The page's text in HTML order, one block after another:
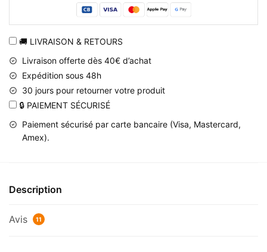
enfant
et
Shippuden
en
bois
🚚 LIVRAISON & RETOURS
Livraison offerte dès 40€ d’achat
Expédition sous 48h
30 jours pour retourner votre produit
🔒 PAIEMENT SÉCURISÉ
Paiement sécurisé par carte bancaire (Visa, Mastercard,
Amex).
Description
Avis 11